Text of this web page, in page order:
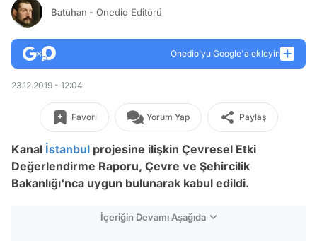
Batuhan - Onedio Editörü
Onedio’yu Google'a ekleyin
23.12.2019 - 12:04
Favori Yorum Yap Paylaş
Kanal İstanbul projesine ilişkin Çevresel Etki
Değerlendirme Raporu, Çevre ve Şehircilik
Bakanlığı'nca uygun bulunarak kabul edildi.
İçeriğin Devamı Aşağıda